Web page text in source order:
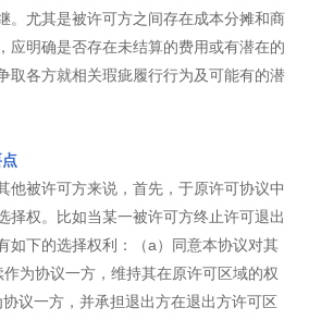
。尤其是被许可方之间存在成本分摊和商
应明确是否存在未结算的费用或有潜在的
取各方就相关瑕疵履行行为及可能有的潜
他被许可方来说，首先，于原许可协议中
择权。比如当某一被许可方终止许可退出
如下的选择权利：（a）同意本协议对其
为协议一方，维持其在原许可区域的权
议一方，并承担退出方在退出方许可区